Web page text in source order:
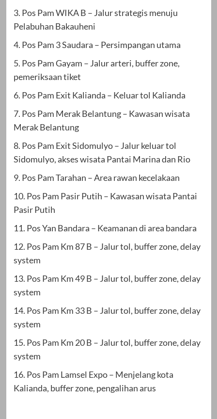
3. Pos Pam WIKA B – Jalur strategis menuju
Pelabuhan Bakauheni
4. Pos Pam 3 Saudara – Persimpangan utama
5. Pos Pam Gayam – Jalur arteri, buffer zone,
pemeriksaan tiket
6. Pos Pam Exit Kalianda – Keluar tol Kalianda
7. Pos Pam Merak Belantung – Kawasan wisata
Merak Belantung
8. Pos Pam Exit Sidomulyo – Jalur keluar tol
Sidomulyo, akses wisata Pantai Marina dan Rio
9. Pos Pam Tarahan – Area rawan kecelakaan
10. Pos Pam Pasir Putih – Kawasan wisata Pantai
Pasir Putih
11. Pos Yan Bandara – Keamanan di area bandara
12. Pos Pam Km 87 B – Jalur tol, buffer zone, delay
system
13. Pos Pam Km 49 B – Jalur tol, buffer zone, delay
system
14. Pos Pam Km 33 B – Jalur tol, buffer zone, delay
system
15. Pos Pam Km 20 B – Jalur tol, buffer zone, delay
system
16. Pos Pam Lamsel Expo – Menjelang kota
Kalianda, buffer zone, pengalihan arus